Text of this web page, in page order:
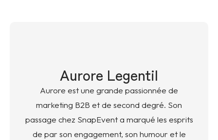
Aurore Legentil
Aurore est une grande passionnée de
marketing B2B et de second degré. Son
passage chez SnapEvent a marqué les esprits
de par son engagement, son humour et le